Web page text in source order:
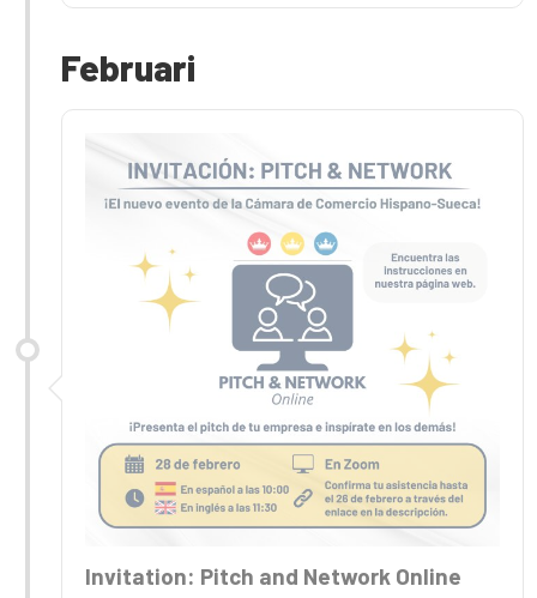
Februari
Invitation: Pitch and Network Online